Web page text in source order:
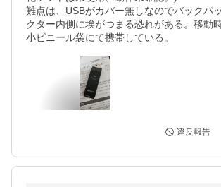
難点は、USBがカバー無しなのでバックパ
クター内側に埃がつまる恐れがある。移動
小ビニール袋にて携帯している。
違反報告